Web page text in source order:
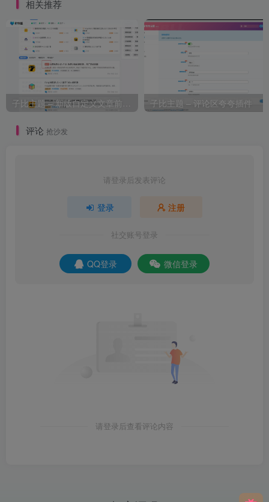
相关推荐
子比主题 – 新版自定义文章前缀_代码版 子比主题 – 评论区夸夸插件
评论 抢沙发
请登录后发表评论
登录 注册
社交账号登录
QQ登录 微信登录
请登录后查看评论内容